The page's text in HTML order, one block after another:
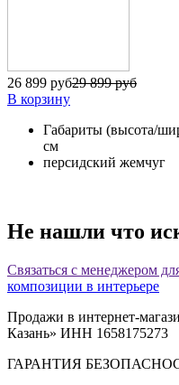
26 899 руб29 899 руб
В корзину
Габариты (высота/
см
персидский жемчуг
Не нашли что
Связаться с менеджером
композиции в интерьере
Продажи в интернет-
Казань» ИНН 1658175273
ГАРАНТИЯ